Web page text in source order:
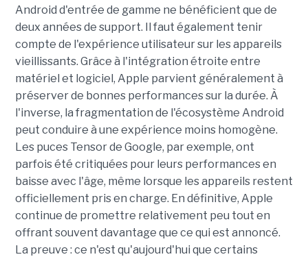
Android d'entrée de gamme ne bénéficient que de
deux années de support. Il faut également tenir
compte de l'expérience utilisateur sur les appareils
vieillissants. Grâce à l'intégration étroite entre
matériel et logiciel, Apple parvient généralement à
préserver de bonnes performances sur la durée. À
l'inverse, la fragmentation de l'écosystème Android
peut conduire à une expérience moins homogène.
Les puces Tensor de Google, par exemple, ont
parfois été critiquées pour leurs performances en
baisse avec l'âge, même lorsque les appareils restent
officiellement pris en charge. En définitive, Apple
continue de promettre relativement peu tout en
offrant souvent davantage que ce qui est annoncé.
La preuve : ce n'est qu'aujourd'hui que certains